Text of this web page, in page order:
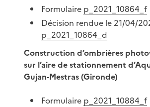
Formulaire p_2021_10864_f
Décision rendue le 21/04/
p_2021_10864_d
Construction d’ombrières
sur l’aire de stationnement
Gujan-Mestras (Gironde)
Formulaire p_2021_10884_f